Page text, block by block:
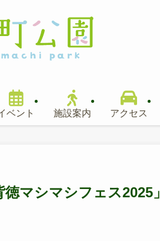
ベント 施設案内 アクセス
マシマシフェス2025」